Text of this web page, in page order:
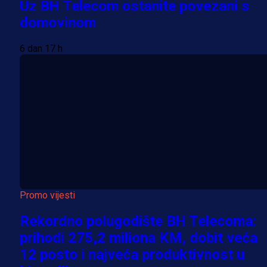
Uz BH Telecom ostanite povezani s
domovinom
6 dan 17 h
Promo vijesti
Rekordno polugodište BH Telecoma:
prihodi 275,2 miliona KM, dobit veća
12 posto i najveća produktivnost u